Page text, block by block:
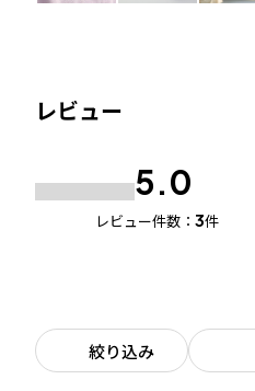
レビュー
5.0
レビュー件数： 3件
絞り込み